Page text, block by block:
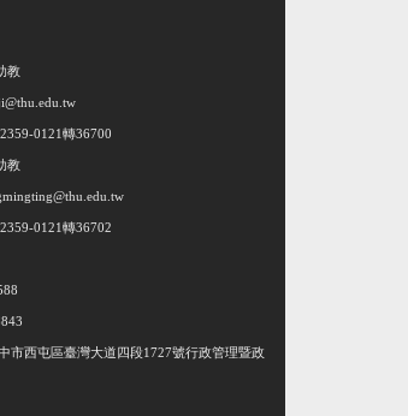
教
0121轉36700
教
0121轉36702
市西屯區臺灣大道四段1727號行政管理暨政